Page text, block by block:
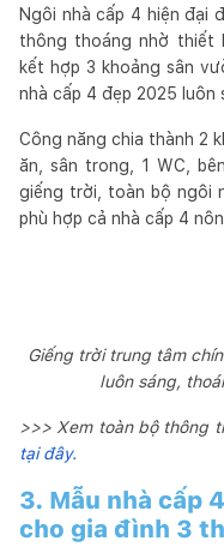
Ngôi nhà cấp 4 hiện đại
thông thoáng nhờ thiết
kết hợp 3 khoảng sân
nhà cấp 4 đẹp 2025 luôn
Công năng chia thành 2
ăn, sân trong, 1 WC,
giếng trời, toàn bộ ngôi
phù hợp cả nhà cấp 4
Giếng trời trung tâm
luôn sáng,
>>> Xem toàn bộ thông
tại đây.
3. Mẫu nhà cấp
cho gia đình 3